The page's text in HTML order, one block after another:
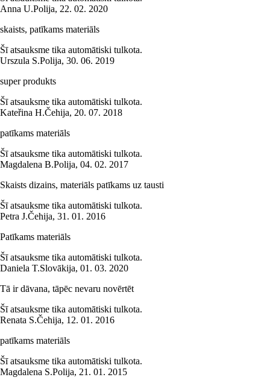
Anna U.Polija, 22. 02. 2020
skaists, patīkams materiāls
Šī atsauksme tika automātiski tulkota.
Urszula S.Polija, 30. 06. 2019
super produkts
Šī atsauksme tika automātiski tulkota.
Kateřina H.Čehija, 20. 07. 2018
patīkams materiāls
Šī atsauksme tika automātiski tulkota.
Magdalena B.Polija, 04. 02. 2017
Skaists dizains, materiāls patīkams uz tausti
Šī atsauksme tika automātiski tulkota.
Petra J.Čehija, 31. 01. 2016
Patīkams materiāls
Šī atsauksme tika automātiski tulkota.
Daniela T.Slovākija, 01. 03. 2020
Tā ir dāvana, tāpēc nevaru novērtēt
Šī atsauksme tika automātiski tulkota.
Renata S.Čehija, 12. 01. 2016
patīkams materiāls
Šī atsauksme tika automātiski tulkota.
Magdalena S.Polija, 21. 01. 2015